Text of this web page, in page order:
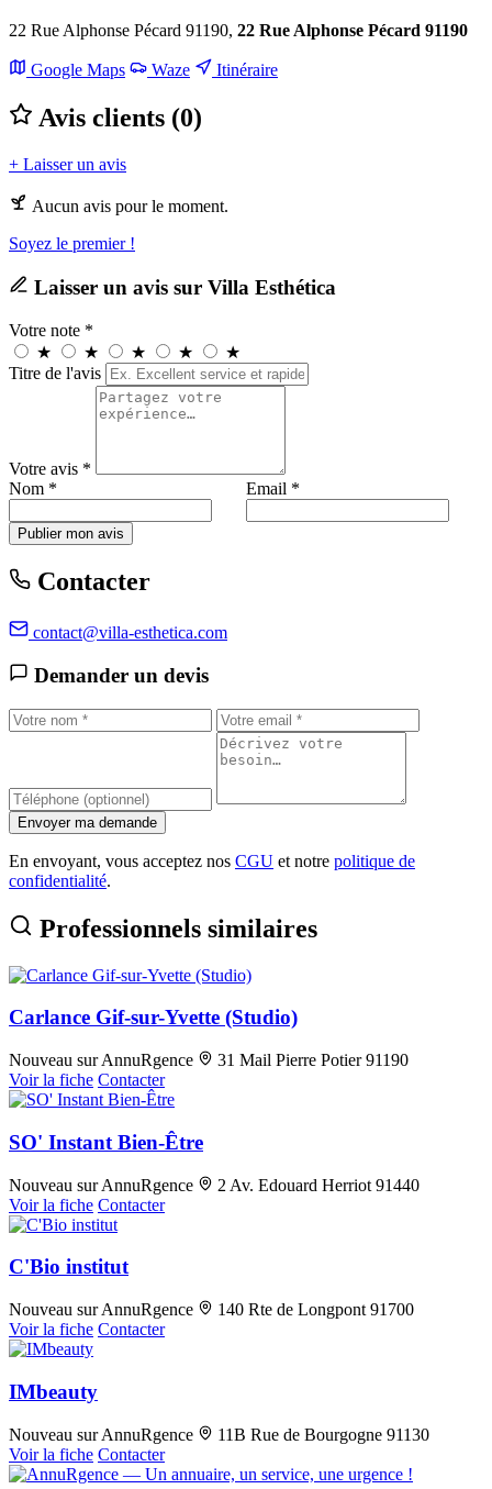
22 Rue Alphonse Pécard 91190, 22 Rue Alphonse Pécard 91190
−
Google Maps
Waze Itinéraire
Avis clients (0)
+ Laisser un avis
Aucun avis pour le moment.
Soyez le premier !
Laisser un avis sur Villa Esthética
Votre note *
★
★ ★ ★
★
Titre de l'avis
Votre avis *
Nom *
Email *
Publier mon avis
Contacter
contact@villa-esthetica.com
Demander un devis
Envoyer ma demande
En envoyant, vous acceptez nos CGU et notre politique de
confidentialité.
Professionnels similaires
Carlance Gif-sur-Yvette (Studio)
Nouveau sur AnnuRgence
31 Mail Pierre Potier 91190
Voir la fiche Contacter
SO' Instant Bien-Être
Nouveau sur AnnuRgence
2 Av. Edouard Herriot 91440
Voir la fiche Contacter
C'Bio institut
Nouveau sur AnnuRgence
140 Rte de Longpont 91700
Voir la fiche Contacter
IMbeauty
Nouveau sur AnnuRgence
11B Rue de Bourgogne 91130
Voir la fiche Contacter